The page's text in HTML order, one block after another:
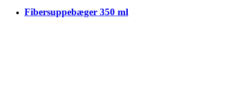
Fibersuppebæger 350 ml